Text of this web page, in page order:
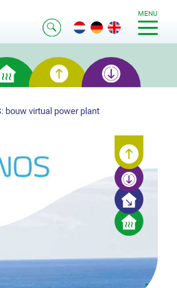
MENU
bouw virtual power plant